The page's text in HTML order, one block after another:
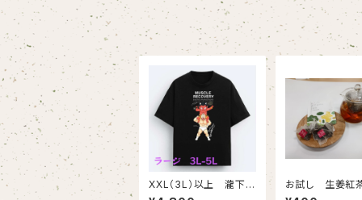
XXL（3L）以上 瀧下和
之×ゆでたまごコラボチ
お試し 生姜紅茶